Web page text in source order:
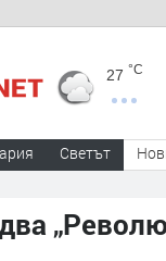
27 °C
Светът